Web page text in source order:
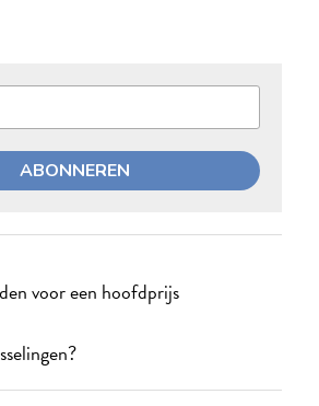
ABONNEREN
voor een hoofdprijs